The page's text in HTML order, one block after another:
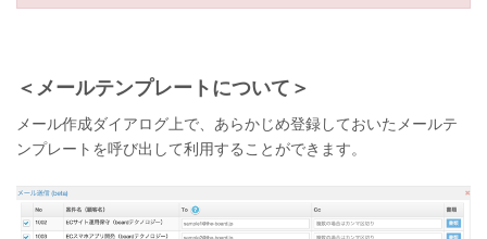
＜メールテンプレートについて＞
メール作成ダイアログ上で、あらかじめ登録しておいたメールテ
ンプレートを呼び出して利用することができます。